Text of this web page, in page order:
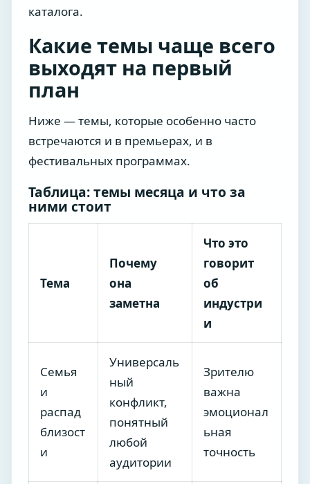
каталога.
Какие темы чаще всего
выходят на первый
план
Ниже — темы, которые особенно часто
встречаются и в премьерах, и в
фестивальных программах.
Таблица: темы месяца и что за
ними стоит
Тема
Почему
она
заметна
Что это
говорит
об
индустри
и
Семья
и
распад
близост
и
Универсаль
ный
конфликт,
понятный
любой
аудитории
Зрителю
важна
эмоционал
ьная
точность